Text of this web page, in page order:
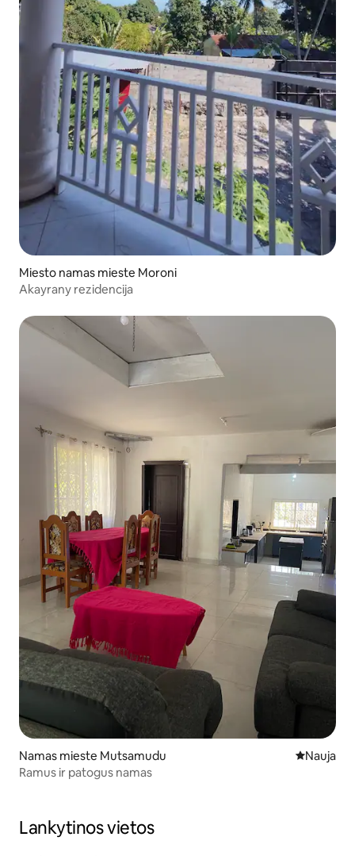
Miesto namas mieste Moroni
Akayrany rezidencija
Namas mieste Mutsamudu Nauja
Nauja
Ramus ir patogus namas
Lankytinos vietos